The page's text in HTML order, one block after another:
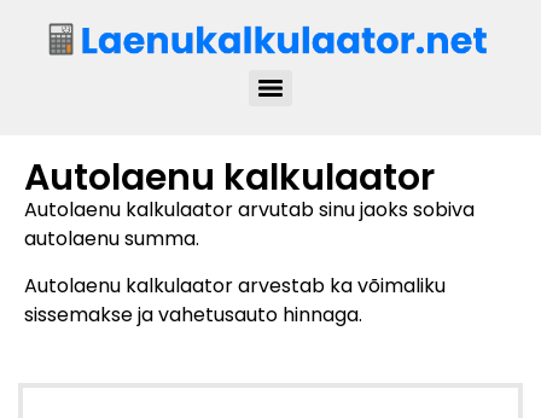
Autolaenu kalkulaator
Autolaenu kalkulaator arvutab sinu jaoks sobiva
autolaenu summa.
Autolaenu kalkulaator arvestab ka võimaliku
sissemakse ja vahetusauto hinnaga.